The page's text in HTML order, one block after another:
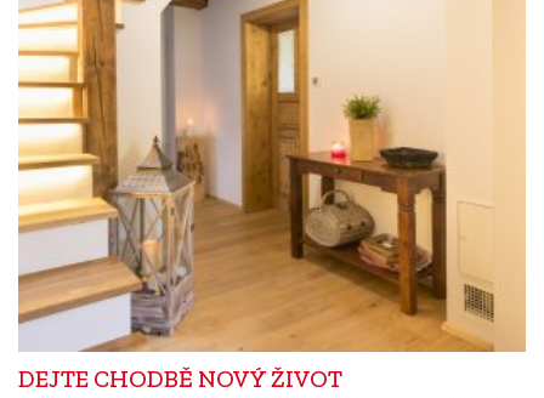
DEJTE CHODBĚ NOVÝ ŽIVOT